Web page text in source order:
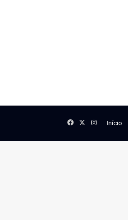
Início
Facebook
X Instagram